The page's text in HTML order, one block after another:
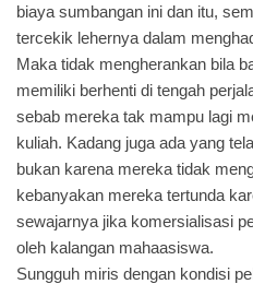
biaya sumbangan ini dan itu,
tercekik lehernya dalam
Maka tidak mengherankan bila
memiliki berhenti di tengah
sebab mereka tak mampu lagi
kuliah. Kadang juga ada yang
bukan karena mereka tidak
kebanyakan mereka tertunda
sewajarnya jika komersialisasi
oleh kalangan mahaasiswa.
Sungguh miris dengan kondisi